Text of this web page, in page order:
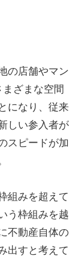
の店舗やマン
ざまな空間
になり、従来
しい参入者が
スピードが加
組みを超えて
う枠組みを越
不動産自体の
出すと考えて